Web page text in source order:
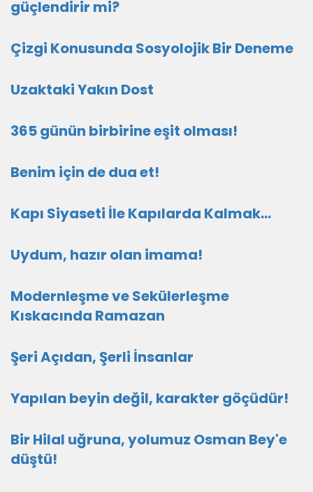
güçlendirir mi?
Çizgi Konusunda Sosyolojik Bir Deneme
Uzaktaki Yakın Dost
365 günün birbirine eşit olması!
Benim için de dua et!
Kapı Siyaseti İle Kapılarda Kalmak…
Uydum, hazır olan imama!
Modernleşme ve Sekülerleşme
Kıskacında Ramazan
Şeri Açıdan, Şerli İnsanlar
Yapılan beyin değil, karakter göçüdür!
Bir Hilal uğruna, yolumuz Osman Bey'e
düştü!